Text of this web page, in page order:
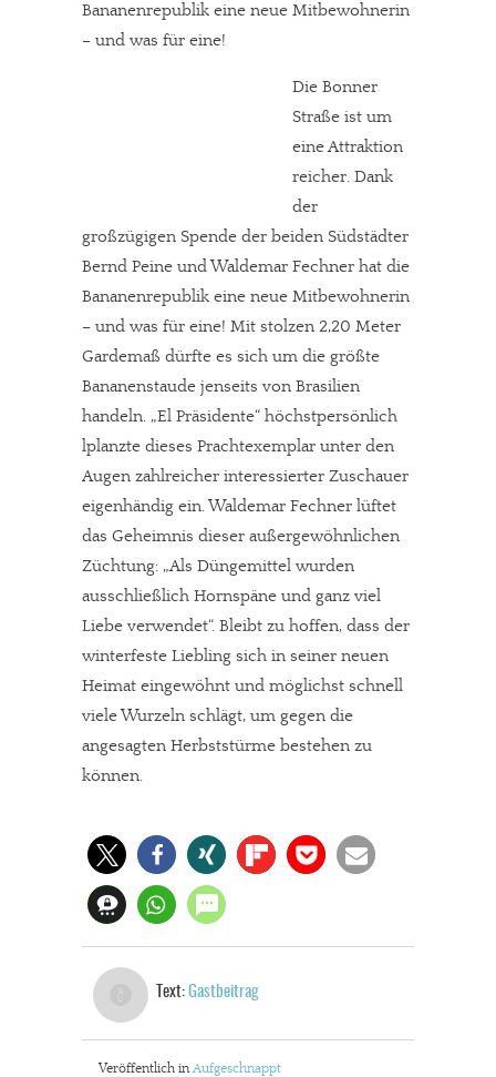
Bananenrepublik eine neue Mitbewohnerin
– und was für eine!
Die Bonner
Straße ist um
eine Attraktion
reicher. Dank
der
großzügigen Spende der beiden Südstädter
Bernd Peine und Waldemar Fechner hat die
Bananenrepublik eine neue Mitbewohnerin
– und was für eine! Mit stolzen 2,20 Meter
Gardemaß dürfte es sich um die größte
Bananenstaude jenseits von Brasilien
handeln. „El Präsidente“ höchstpersönlich
lplanzte dieses Prachtexemplar unter den
Augen zahlreicher interessierter Zuschauer
eigenhändig ein. Waldemar Fechner lüftet
das Geheimnis dieser außergewöhnlichen
Züchtung: „Als Düngemittel wurden
ausschließlich Hornspäne und ganz viel
Liebe verwendet“. Bleibt zu hoffen, dass der
winterfeste Liebling sich in seiner neuen
Heimat eingewöhnt und möglichst schnell
viele Wurzeln schlägt, um gegen die
angesagten Herbststürme bestehen zu
können.
Text: Gastbeitrag
Veröffentlich inAufgeschnappt